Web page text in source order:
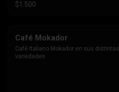
$1.500
Café Mokador
Café Italiano Mokador en sus distintas
variedades